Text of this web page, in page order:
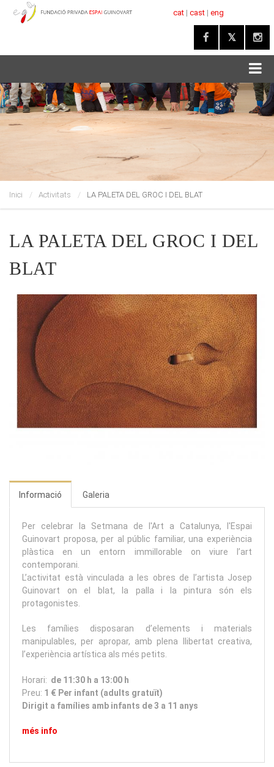
cat| cast| eng
Inici Activitats LA PALETA DEL GROC I DEL BLAT
LA PALETA DEL GROC I DEL
BLAT
Informació Galeria
Per celebrar la Setmana de l'Art a Catalunya, l'Espai
Guinovart proposa, per al públic familiar, una experiència
plàstica en un entorn immillorable on viure l’art
contemporani.
L’activitat està vinculada a les obres de l’artista Josep
Guinovart on el blat, la palla i la pintura són els
protagonistes.
Les famílies disposaran d’elements i materials
manipulables, per apropar, amb plena llibertat creativa,
l’experiència artística als més petits.
Horari: de 11:30 h a 13:00 h
Preu: 1 € Per infant (adults gratuït)
Dirigit a famílies amb infants de 3 a 11 anys
més info